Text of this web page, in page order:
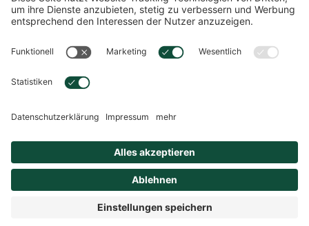
DEUTSCH
Sitemap